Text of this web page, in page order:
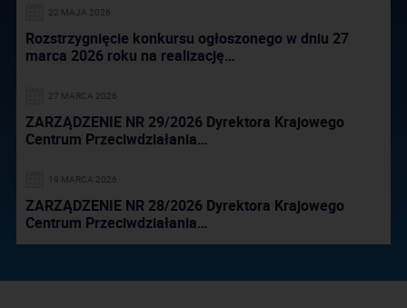
22 MAJA 2026
Rozstrzygnięcie konkursu ogłoszonego w dniu 27
marca 2026 roku na realizację…
27 MARCA 2026
ZARZĄDZENIE NR 29/2026 Dyrektora Krajowego
Centrum Przeciwdziałania…
19 MARCA 2026
ZARZĄDZENIE NR 28/2026 Dyrektora Krajowego
Centrum Przeciwdziałania…